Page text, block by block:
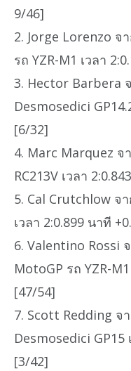
9/46]
2. Jorge Lorenzo จ
รถ YZR-M1 เวลา
3. Hector Barbera
Desmosedici
[6/32]
4. Marc Marquez จ
RC213V เวลา
5. Cal Crutchlow จา
เวลา 2:0.899 นาที
6. Valentino Rossi
MotoGP รถ YZR-
[47/54]
7. Scott Redding จ
Desmosedici GP15
[3/42]